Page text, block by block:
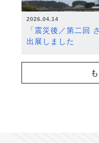
2026.04.14
「震災後／第二回
出展しました